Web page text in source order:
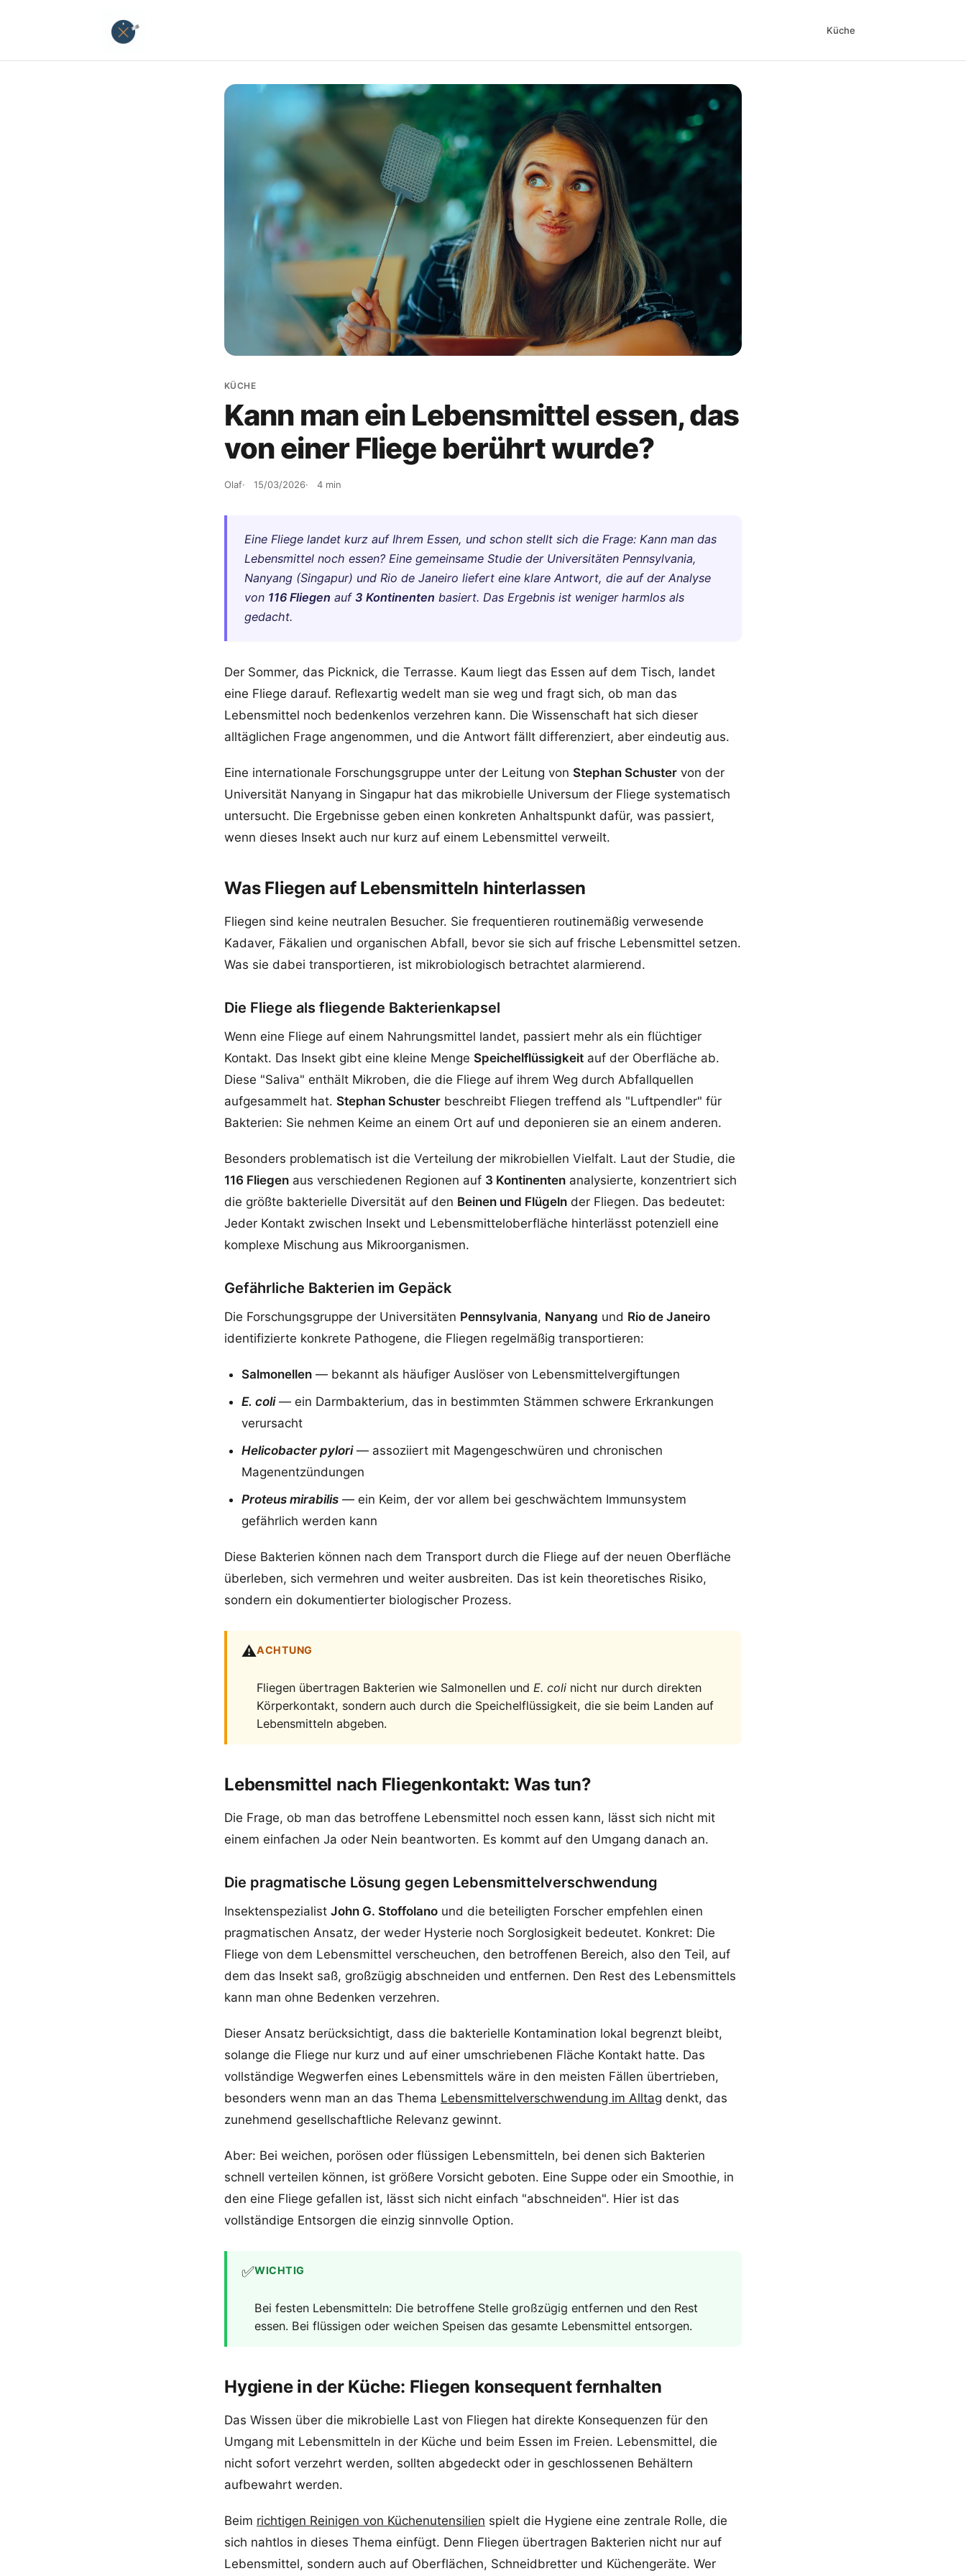
Küche
KÜCHE
Kann man ein Lebensmittel essen, das
von einer Fliege berührt wurde?
Olaf 15/03/2026 4 min
Eine Fliege landet kurz auf Ihrem Essen, und schon stellt sich die Frage: Kann man das
Lebensmittel noch essen? Eine gemeinsame Studie der Universitäten Pennsylvania,
Nanyang (Singapur) und Rio de Janeiro liefert eine klare Antwort, die auf der Analyse
von 116 Fliegen auf 3 Kontinenten basiert. Das Ergebnis ist weniger harmlos als
gedacht.
Der Sommer, das Picknick, die Terrasse. Kaum liegt das Essen auf dem Tisch, landet
eine Fliege darauf. Reflexartig wedelt man sie weg und fragt sich, ob man das
Lebensmittel noch bedenkenlos verzehren kann. Die Wissenschaft hat sich dieser
alltäglichen Frage angenommen, und die Antwort fällt differenziert, aber eindeutig aus.
Eine internationale Forschungsgruppe unter der Leitung von Stephan Schuster von der
Universität Nanyang in Singapur hat das mikrobielle Universum der Fliege systematisch
untersucht. Die Ergebnisse geben einen konkreten Anhaltspunkt dafür, was passiert,
wenn dieses Insekt auch nur kurz auf einem Lebensmittel verweilt.
Was Fliegen auf Lebensmitteln hinterlassen
Fliegen sind keine neutralen Besucher. Sie frequentieren routinemäßig verwesende
Kadaver, Fäkalien und organischen Abfall, bevor sie sich auf frische Lebensmittel setzen.
Was sie dabei transportieren, ist mikrobiologisch betrachtet alarmierend.
Die Fliege als fliegende Bakterienkapsel
Wenn eine Fliege auf einem Nahrungsmittel landet, passiert mehr als ein flüchtiger
Kontakt. Das Insekt gibt eine kleine Menge Speichelflüssigkeit auf der Oberfläche ab.
Diese "Saliva" enthält Mikroben, die die Fliege auf ihrem Weg durch Abfallquellen
aufgesammelt hat. Stephan Schuster beschreibt Fliegen treffend als "Luftpendler" für
Bakterien: Sie nehmen Keime an einem Ort auf und deponieren sie an einem anderen.
Besonders problematisch ist die Verteilung der mikrobiellen Vielfalt. Laut der Studie, die
116 Fliegen aus verschiedenen Regionen auf 3 Kontinenten analysierte, konzentriert sich
die größte bakterielle Diversität auf den Beinen und Flügeln der Fliegen. Das bedeutet:
Jeder Kontakt zwischen Insekt und Lebensmitteloberfläche hinterlässt potenziell eine
komplexe Mischung aus Mikroorganismen.
Gefährliche Bakterien im Gepäck
Die Forschungsgruppe der Universitäten Pennsylvania, Nanyang und Rio de Janeiro
identifizierte konkrete Pathogene, die Fliegen regelmäßig transportieren:
Salmonellen — bekannt als häufiger Auslöser von Lebensmittelvergiftungen
E. coli— ein Darmbakterium, das in bestimmten Stämmen schwere Erkrankungen
verursacht
Helicobacter pylori— assoziiert mit Magengeschwüren und chronischen
Magenentzündungen
Proteus mirabilis — ein Keim, der vor allem bei geschwächtem Immunsystem
gefährlich werden kann
Diese Bakterien können nach dem Transport durch die Fliege auf der neuen Oberfläche
überleben, sich vermehren und weiter ausbreiten. Das ist kein theoretisches Risiko,
sondern ein dokumentierter biologischer Prozess.
⚠️ACHTUNG
Fliegen übertragen Bakterien wie Salmonellen und E. coli nicht nur durch direkten
Körperkontakt, sondern auch durch die Speichelflüssigkeit, die sie beim Landen auf
Lebensmitteln abgeben.
Lebensmittel nach Fliegenkontakt: Was tun?
Die Frage, ob man das betroffene Lebensmittel noch essen kann, lässt sich nicht mit
einem einfachen Ja oder Nein beantworten. Es kommt auf den Umgang danach an.
Die pragmatische Lösung gegen Lebensmittelverschwendung
Insektenspezialist John G. Stoffolano und die beteiligten Forscher empfehlen einen
pragmatischen Ansatz, der weder Hysterie noch Sorglosigkeit bedeutet. Konkret: Die
Fliege von dem Lebensmittel verscheuchen, den betroffenen Bereich, also den Teil, auf
dem das Insekt saß, großzügig abschneiden und entfernen. Den Rest des Lebensmittels
kann man ohne Bedenken verzehren.
Dieser Ansatz berücksichtigt, dass die bakterielle Kontamination lokal begrenzt bleibt,
solange die Fliege nur kurz und auf einer umschriebenen Fläche Kontakt hatte. Das
vollständige Wegwerfen eines Lebensmittels wäre in den meisten Fällen übertrieben,
besonders wenn man an das Thema Lebensmittelverschwendung im Alltag denkt, das
zunehmend gesellschaftliche Relevanz gewinnt.
Aber: Bei weichen, porösen oder flüssigen Lebensmitteln, bei denen sich Bakterien
schnell verteilen können, ist größere Vorsicht geboten. Eine Suppe oder ein Smoothie, in
den eine Fliege gefallen ist, lässt sich nicht einfach "abschneiden". Hier ist das
vollständige Entsorgen die einzig sinnvolle Option.
✅WICHTIG
Bei festen Lebensmitteln: Die betroffene Stelle großzügig entfernen und den Rest
essen. Bei flüssigen oder weichen Speisen das gesamte Lebensmittel entsorgen.
Hygiene in der Küche: Fliegen konsequent fernhalten
Das Wissen über die mikrobielle Last von Fliegen hat direkte Konsequenzen für den
Umgang mit Lebensmitteln in der Küche und beim Essen im Freien. Lebensmittel, die
nicht sofort verzehrt werden, sollten abgedeckt oder in geschlossenen Behältern
aufbewahrt werden.
Beim richtigen Reinigen von Küchenutensilien spielt die Hygiene eine zentrale Rolle, die
sich nahtlos in dieses Thema einfügt. Denn Fliegen übertragen Bakterien nicht nur auf
Lebensmittel, sondern auch auf Oberflächen, Schneidbretter und Küchengeräte. Wer